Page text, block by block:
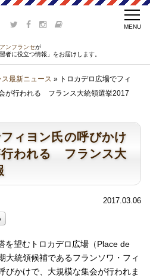
ンフランセが
者に役立つ情報」をお届けします。
ス最新ニュース » トロカデロ広場でフィ
が行われる フランス大統領選挙2017
ィヨン氏の呼びかけ
行われる フランス大
2017.03.06
を望むトロカデロ広場（Place de
大統領候補であるフランソワ・フィ
びかけで、大規模な集会が行われま